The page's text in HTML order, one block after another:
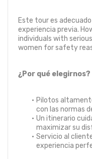
Este tour es
experiencia previa.
individuals with
women for safety
¿Por qué elegirnos?
Pilotos
con las normas
Un itinerario
maximizar su
Servicio al
experiencia